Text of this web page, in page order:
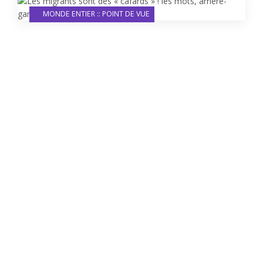
MONDE ENTIER :: POINT DE VUE